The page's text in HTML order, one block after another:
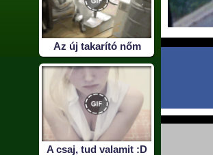
Az új takarító nőm
A csaj, tud valamit :D